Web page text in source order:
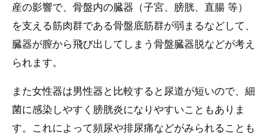
産の影響で、骨盤内の臓器（子宮、膀胱、直腸 等）
を支える筋肉群である骨盤底筋群が弱まるなどして、
臓器が膣から飛び出してしまう骨盤臓器脱などが考え
られます。
また女性器は男性器と比較すると尿道が短いので、細
菌に感染しやすく膀胱炎になりやすいこともありま
す。これによって頻尿や排尿痛などがみられることも